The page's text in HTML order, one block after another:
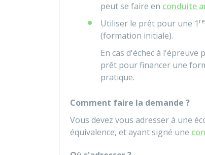
peut se faire en conduite
Utiliser le prêt pour une 1 re
(formation initiale).
En cas d'échec à
prêt pour financer une
pratique.
Comment faire la demande ?
Vous devez vous adresser à une
équivalence, et ayant signé une